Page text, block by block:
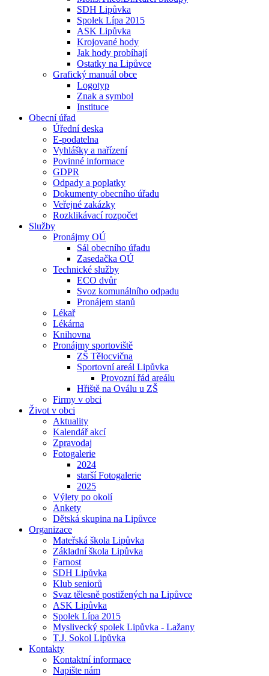
SDH Lipůvka
Spolek Lípa 2015
ASK Lipůvka
Krojované hody
Jak hody probíhají
Ostatky na Lipůvce
Grafický manuál obce
Logotyp
Znak a symbol
Instituce
Obecní úřad
Úřední deska
E-podatelna
Vyhlášky a nařízení
Povinné informace
GDPR
Odpady a poplatky
Dokumenty obecního úřadu
Veřejné zakázky
Rozklikávací rozpočet
Služby
Pronájmy OÚ
Sál obecního úřadu
Zasedačka OÚ
Technické služby
ECO dvůr
Svoz komunálního odpadu
Pronájem stanů
Lékař
Lékárna
Knihovna
Pronájmy sportoviště
ZŠ Tělocvična
Sportovní areál Lipůvka
Provozní řád areálu
Hřiště na Oválu u ZŠ
Firmy v obci
Život v obci
Aktuality
Kalendář akcí
Zpravodaj
Fotogalerie
2024
starší Fotogalerie
2025
Výlety po okolí
Ankety
Dětská skupina na Lipůvce
Organizace
Mateřská škola Lipůvka
Základní škola Lipůvka
Farnost
SDH Lipůvka
Klub seniorů
Svaz tělesně postižených na Lipůvce
ASK Lipůvka
Spolek Lípa 2015
Myslivecký spolek Lipůvka - Lažany
T.J. Sokol Lipůvka
Kontakty
Kontaktní informace
Napište nám